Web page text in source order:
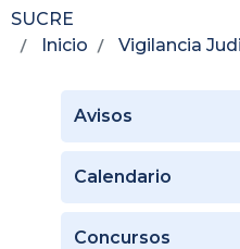
SUCRE
Inicio
Vigilancia
Avisos
Calendario
Concursos